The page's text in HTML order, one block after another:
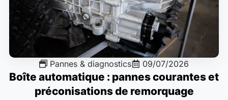
Pannes & diagnostics 09/07/2026
Boîte automatique : pannes courantes et
préconisations de remorquage